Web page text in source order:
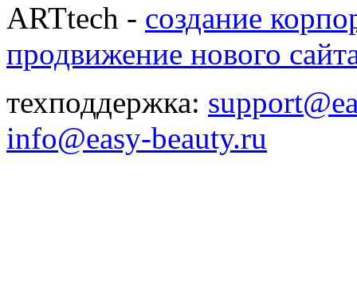
ARTtech - создание
продвижение нового
техподдержка:
info@easy-beauty.ru